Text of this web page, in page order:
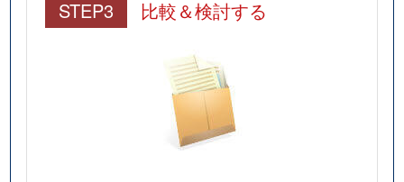
STEP3 比較＆検討する